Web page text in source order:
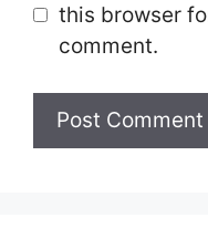
this browser
comment.